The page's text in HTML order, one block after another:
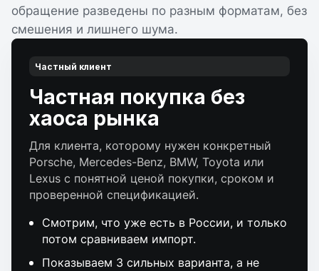
обращение разведены по разным форматам, без
смешения и лишнего шума.
Частный клиент
Частная покупка без
хаоса рынка
Для клиента, которому нужен конкретный
Porsche, Mercedes-Benz, BMW, Toyota или
Lexus с понятной ценой покупки, сроком и
проверенной спецификацией.
Смотрим, что уже есть в России, и только
потом сравниваем импорт.
Показываем 3 сильных варианта, а не